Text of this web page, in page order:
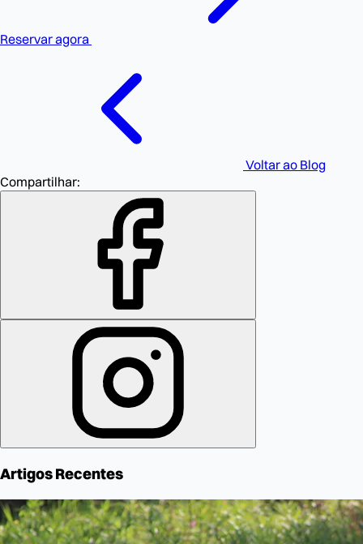
Reservar agora
Voltar ao Blog
Compartilhar:
Artigos Recentes